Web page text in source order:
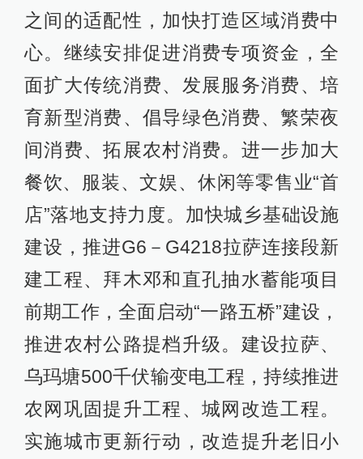
之间的适配性，加快打造区域消费中
心。继续安排促进消费专项资金，全
面扩大传统消费、发展服务消费、培
育新型消费、倡导绿色消费、繁荣夜
间消费、拓展农村消费。进一步加大
餐饮、服装、文娱、休闲等零售业“首
店”落地支持力度。加快城乡基础设施
建设，推进G6－G4218拉萨连接段新
建工程、拜木邓和直孔抽水蓄能项目
前期工作，全面启动“一路五桥”建设，
推进农村公路提档升级。建设拉萨、
乌玛塘500千伏输变电工程，持续推进
农网巩固提升工程、城网改造工程。
实施城市更新行动，改造提升老旧小